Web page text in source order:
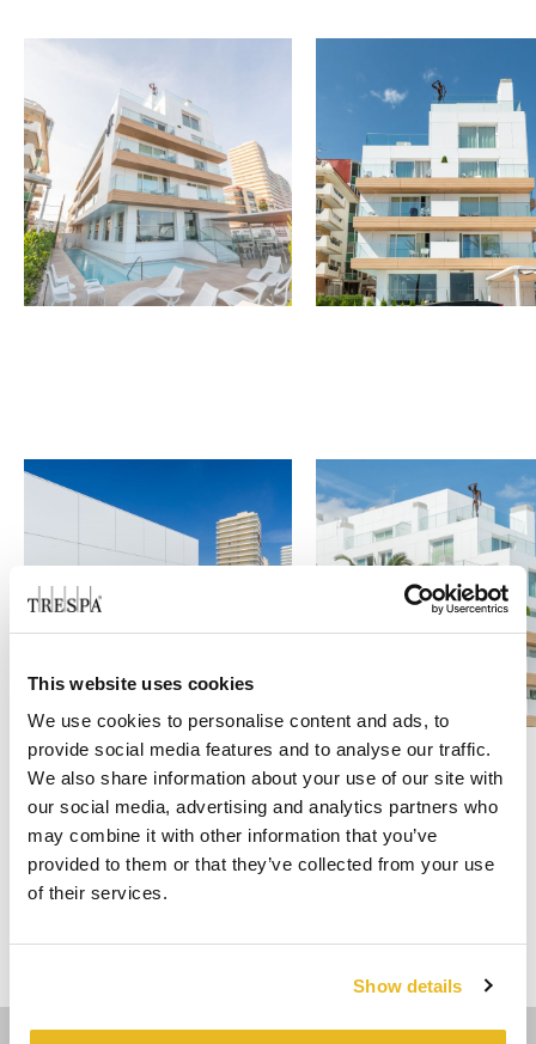
This website uses cookies
We use cookies to personalise content and ads, to
provide social media features and to analyse our traffic.
We also share information about your use of our site with
our social media, advertising and analytics partners who
may combine it with other information that you’ve
provided to them or that they’ve collected from your use
of their services.
Show details
VOTEZ DÈS AUJOURD’HUI !
Home
Project of the year
1. Hotel Maria